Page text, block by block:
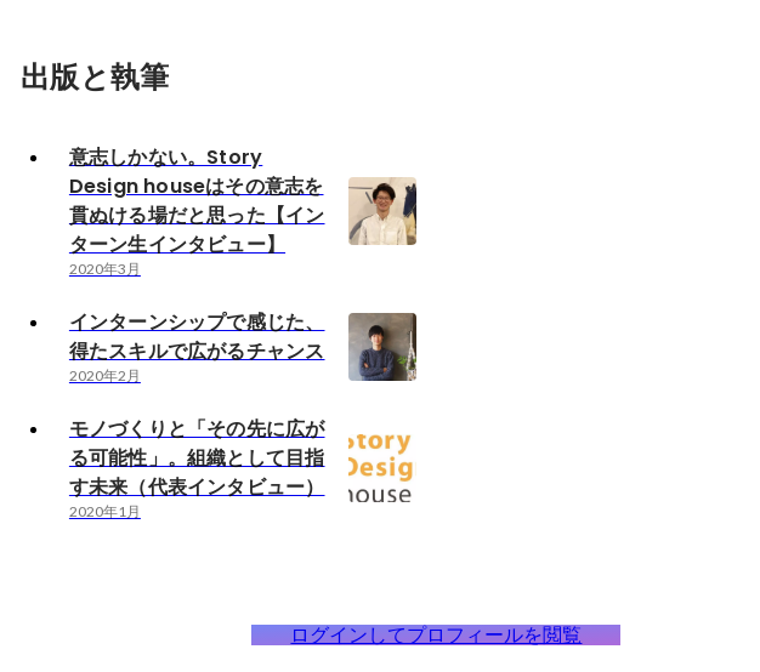
出版と執筆
意志しかない。Story
Design houseはその意志を
貫ぬける場だと思った【イン
ターン生インタビュー】
2020年3月
インターンシップで感じた、
得たスキルで広がるチャンス
2020年2月
モノづくりと「その先に広が
る可能性」。組織として目指
す未来（代表インタビュー）
2020年1月
ログインしてプロフィールを閲覧